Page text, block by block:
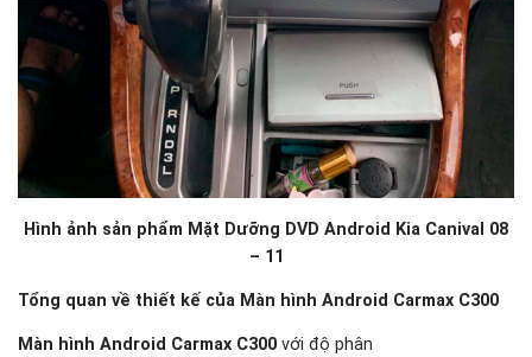
Hình ảnh sản phẩm Mặt Dưỡng DVD Android Kia Canival 08
– 11
Tổng quan về thiết kế của Màn hình Android Carmax C300
Màn hình Android Carmax C300 với độ phân